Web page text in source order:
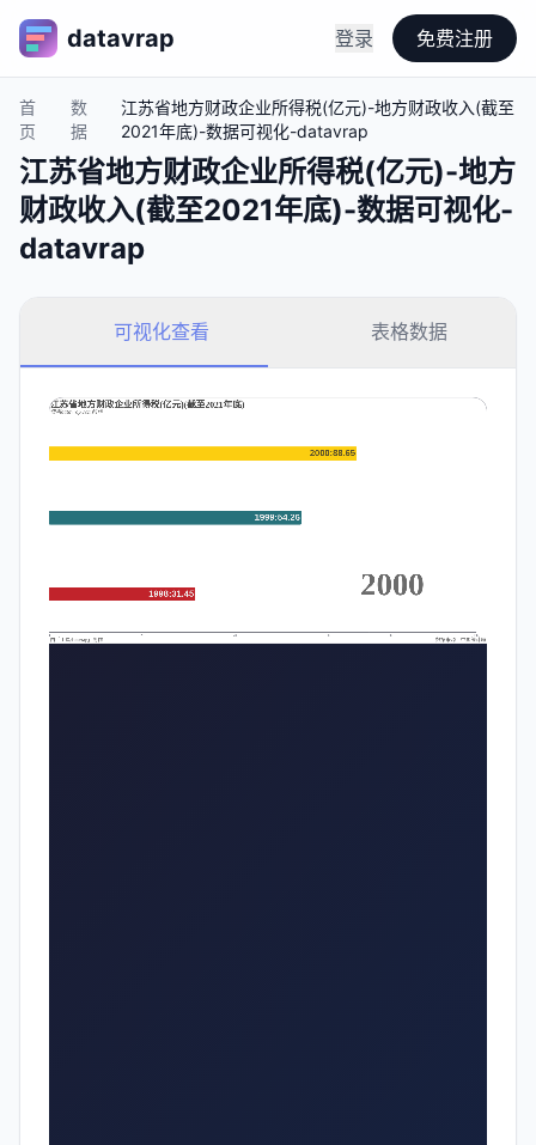
datavrap 登录 免费注册
首
页
数
据
江苏省地方财政企业所得税(亿元)-地方财政收入(截至
2021年底)-数据可视化-datavrap
江苏省地方财政企业所得税(亿元)-地方
财政收入(截至2021年底)-数据可视化-
datavrap
可视化查看 表格数据